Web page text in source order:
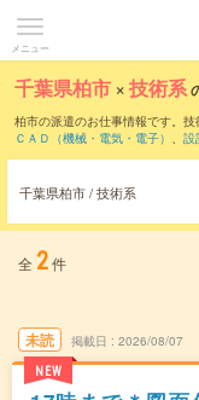
メニュー
千葉県柏市 ×技術系
柏市の派遣のお仕事情報です。技
ＣＡＤ（機械・電気・電子） 、 設
千葉県柏市 / 技術系
全 2件
未読
NEW
掲載日 2026/08/07